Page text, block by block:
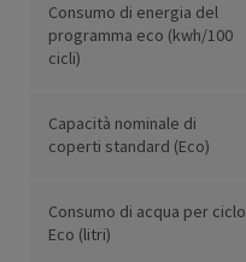
Consumo di energia del
programma eco (kwh/100
cicli)
Capacità nominale di
coperti standard (Eco)
Consumo di acqua per ciclo
Eco (litri)